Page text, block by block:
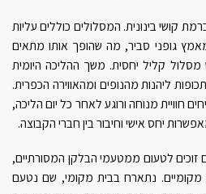
קושי בינונית. המסלולים כוללים עליות
גופני סביר, מה שהופך אותו מתאים
קליל יחסית. משך ההליכה היומית
תכופות ליהנות מהנופים ומהאווירה הכפרית.
חוויית מנוחה ורוגע לאחר כל יום הליכה,
יחס אישי וחיבור בין חברי הקבוצה.
זוכים לטעום ממטעמי הבלקן המסורתיים,
נתארח בבית מקומי, שם נטעם